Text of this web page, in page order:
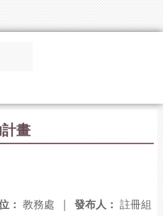
畫
發布人： 註冊組
： 教務處 |